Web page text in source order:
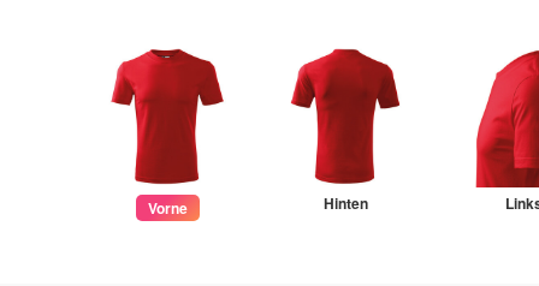
Vorne Hinten